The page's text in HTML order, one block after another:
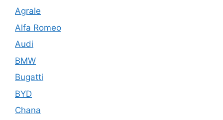
Agrale
Alfa Romeo
Audi
BMW
Bugatti
BYD
Chana